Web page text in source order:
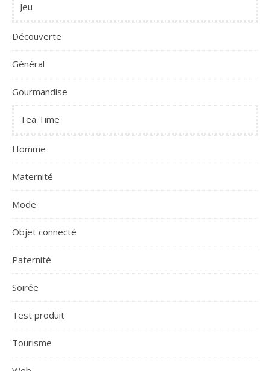
Jeu
Découverte
Général
Gourmandise
Tea Time
Homme
Maternité
Mode
Objet connecté
Paternité
Soirée
Test produit
Tourisme